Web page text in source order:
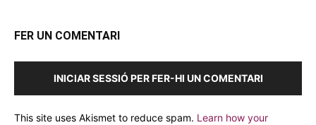
FER UN COMENTARI
INICIAR SESSIÓ PER FER-HI UN COMENTARI
This site uses Akismet to reduce spam. Learn how your